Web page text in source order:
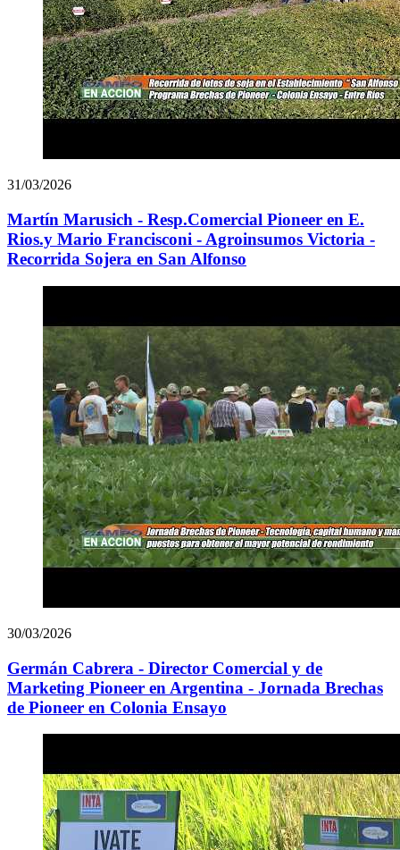
31/03/2026
Martín Marusich - Resp.Comercial Pioneer en E.
Rios.y Mario Francisconi - Agroinsumos Victoria -
Recorrida Sojera en San Alfonso
30/03/2026
Germán Cabrera - Director Comercial y de
Marketing Pioneer en Argentina - Jornada Brechas
de Pioneer en Colonia Ensayo